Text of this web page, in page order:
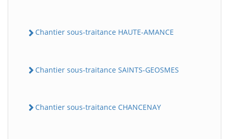
Chantier sous-traitance HAUTE-AMANCE
Chantier sous-traitance SAINTS-GEOSMES
Chantier sous-traitance CHANCENAY